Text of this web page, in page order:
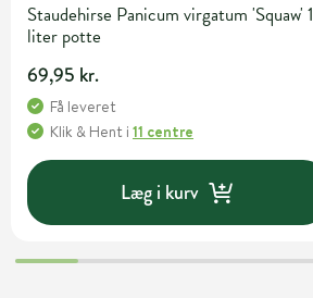
Staudehirse Panicum virgatum 'Squaw' 1
liter potte
69,95 kr.
Få leveret
Klik & Hent i 11 centre
Læg i kurv